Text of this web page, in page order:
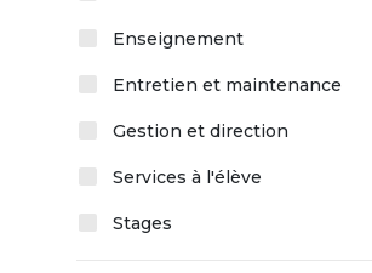
Enseignement
Entretien et maintenance
Gestion et direction
Services à l'élève
Stages